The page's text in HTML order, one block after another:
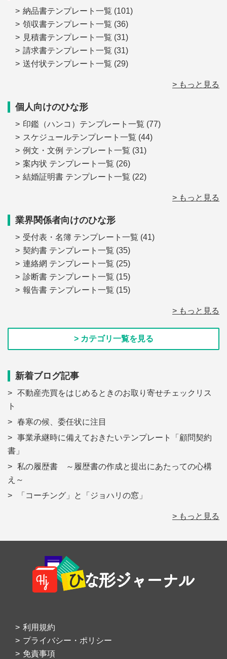
納品書テンプレート一覧 (101)
領収書テンプレート一覧 (36)
見積書テンプレート一覧 (31)
請求書テンプレート一覧 (31)
送付状テンプレート一覧 (29)
> もっと見る
個人向けのひな形
印鑑（ハンコ）テンプレート一覧 (77)
スケジュールテンプレート一覧 (44)
例文・文例 テンプレート一覧 (31)
案内状 テンプレート一覧 (26)
結婚証明書 テンプレート一覧 (22)
> もっと見る
業界関係者向けのひな形
受付表・名簿 テンプレート一覧 (41)
契約書 テンプレート一覧 (35)
連絡網 テンプレート一覧 (25)
診断書 テンプレート一覧 (15)
報告書 テンプレート一覧 (15)
> もっと見る
> カテゴリ一覧を見る
新着ブログ記事
不動産売買をはじめるときのお取り寄せチェックリス
ト
春寒の候、委任状に注目
事業承継時に備えておきたいテンプレート「顧問契約
書」
私の履歴書 ～履歴書の作成と提出にあたっての心構
え～
「コーチング」と「ジョハリの窓」
> もっと見る
Footer
利用規約
プライバシー・ポリシー
免責事項